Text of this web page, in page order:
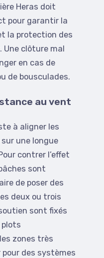
Heras doit
pour garantir la
la protection des
Une clôture mal
en cas de
de bousculades.
au vent
à aligner les
une longue
contrer l’effet
sont
de poser des
deux ou trois
sont fixés
plots
zones très
pour des systèmes